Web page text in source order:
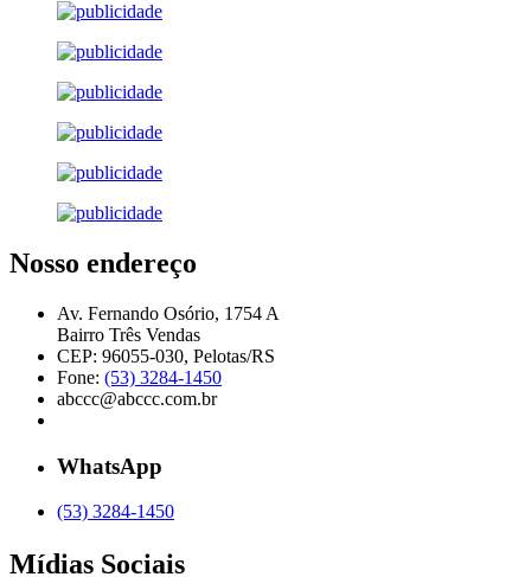
Nosso endereço
Av. Fernando Osório, 1754 A
Bairro Três Vendas
CEP: 96055-030, Pelotas/RS
Fone: (53) 3284-1450
abccc@abccc.com.br
WhatsApp
(53) 3284-1450
Mídias Sociais